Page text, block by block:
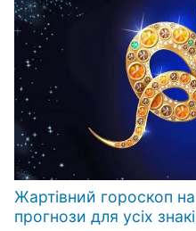
Жартівний гороскоп
прогнози для усіх